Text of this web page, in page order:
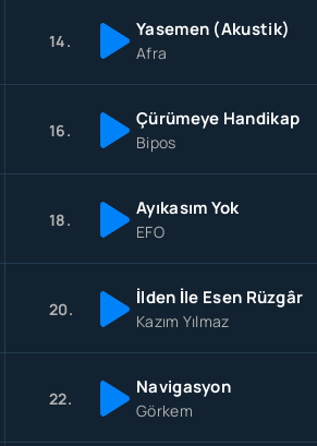
14. Yasemen (Akustik)
Afra
16. Çürümeye Handikap
Bipos
18. Ayıkasım Yok
EFO
20. İlden İle Esen Rüzgâr
Kazım Yılmaz
22. Navigasyon
Görkem